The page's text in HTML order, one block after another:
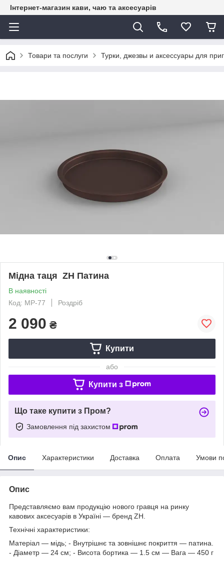
Інтернет-магазин кави, чаю та аксесуарів
Товари та послуги Турки, джезвы и аксессуары для
Мідна таця ZH Патина
В наявності
Код: MP-77
Роздріб
2 090 ₴
Купити
або
Купити з
Що таке купити з Пром?
Замовлення під захистом
Опис Характеристики Доставка Оплата Умови
Опис
Представляємо вам продукцію нового гравця на ринку
кавових аксесуарів в Україні — бренд ZH.
Технічні характеристики:
Матеріал — мідь; - Внутрішнє та зовнішнє покриття — патина.
- Діаметр — 24 см; - Висота бортика — 1.5 см — Вага — 450 г